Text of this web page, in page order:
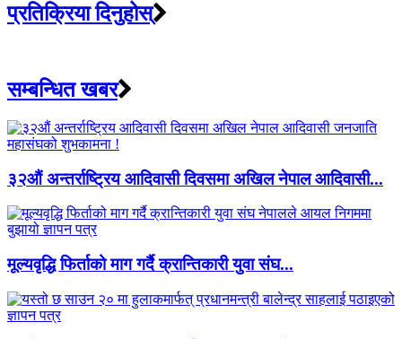
प्रतिक्रिया दिनुहोस्
सम्बन्धित खबर
३२औं अन्तर्राष्ट्रिय आदिवासी दिवसमा अखिल नेपाल आदिवासी...
मूल्यवृद्धि फिर्ताको माग गर्दै क्रान्तिकारी युवा संघ...